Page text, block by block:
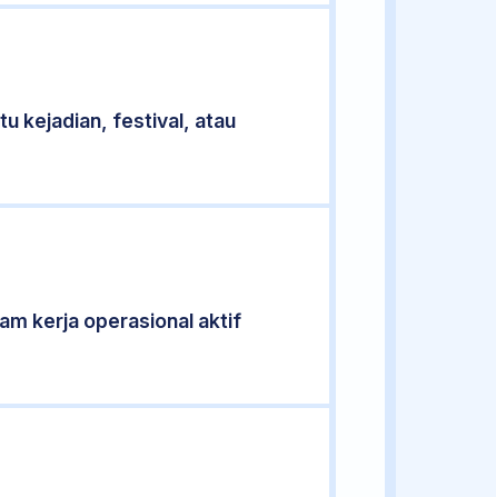
kejadian, festival, atau
kerja operasional aktif